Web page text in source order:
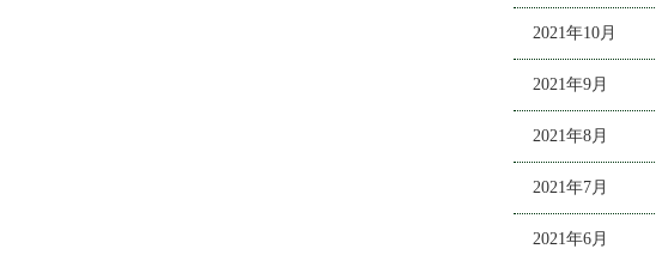
2021年10月
2021年9月
2021年8月
2021年7月
2021年6月